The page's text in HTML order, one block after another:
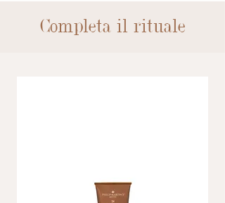
Completa il rituale